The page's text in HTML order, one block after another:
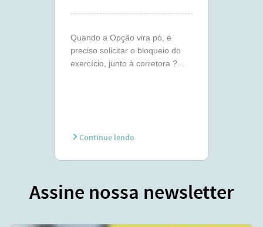
Quando a Opção vira pó, é
preciso solicitar o bloqueio do
exercício, junto à corretora ?...
Continue lendo
Assine nossa newsletter